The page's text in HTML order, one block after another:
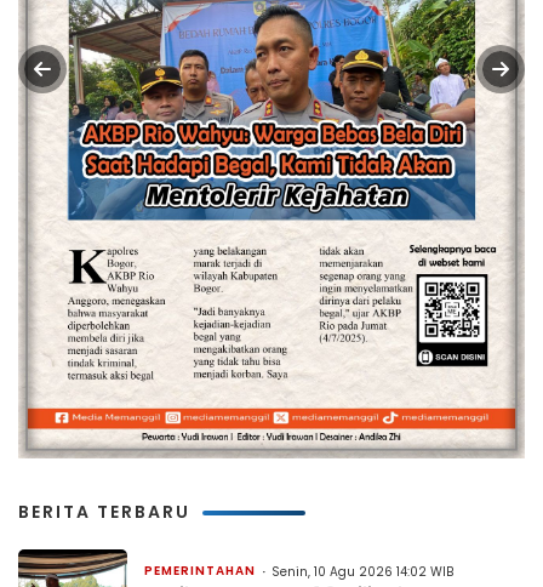
BERITA TERBARU
PEMERINTAHAN Senin, 10 Agu 2026 14:02 WIB